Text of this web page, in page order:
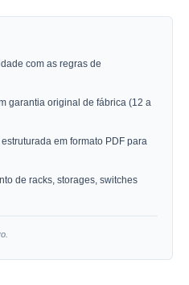
com as regras de
garantia original de fábrica (12 a
em formato PDF para
de racks, storages, switches